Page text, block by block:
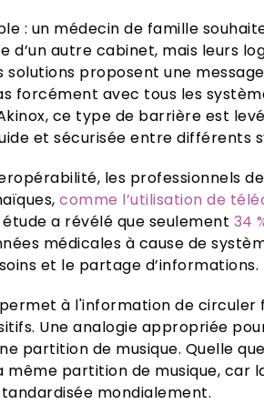
: un médecin de famille
d’un autre cabinet, mais leurs
solutions proposent une
forcément avec tous les
ce type de barrière est
et sécurisée entre différents
les professionnels
comme l’utilisation de
étude a révélé que seulement 34
médicales à cause de
et le partage d’informations.
à l'information de
Une analogie appropriée
partition de musique. Quelle
même partition de musique, car
mondialement.